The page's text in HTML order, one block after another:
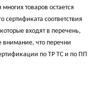
товаров остается
сертификата соответствия
входят в перечень,
что перечни
по ТР ТС и по ПП